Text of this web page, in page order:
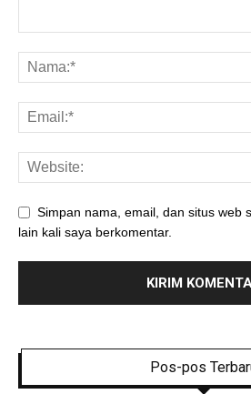
Simpan nama, email, dan situs web
lain kali saya berkomentar.
Pos-pos